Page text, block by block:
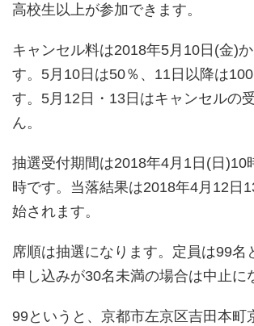
高校生以上が参加できます。
キャンセル料は2018年5月10日(金)
す。5月10日は50％、11日以降は
す。5月12日・13日はキャンセルの
ん。
抽選受付期間は2018年4月1日(日)10
時です。当落結果は2018年4月12日
始されます。
席順は抽選になります。定員は99名
申し込みが30名未満の場合は中止に
99というと、京都市左京区吉田本町